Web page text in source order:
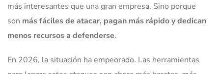
más interesantes que una gran empresa. Sino porque
son más fáciles de atacar, pagan más rápido y dedican
menos recursos a defenderse.
En 2026, la situación ha empeorado. Las herramientas